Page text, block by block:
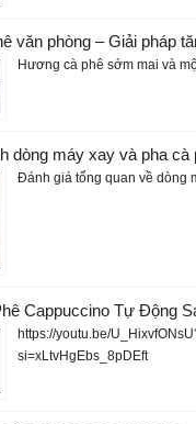
Hương cà phê sớm mai và
dòng máy xay và pha cà
Đánh giá tổng quan về dòng
Cappuccino Tự Động
https://youtu.be/
si=xLtvHgEbs_8pDEft